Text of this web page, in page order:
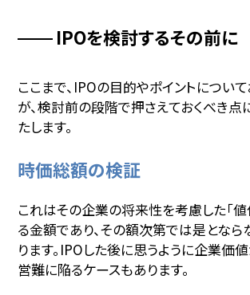
IPOを検討するその前に
ここまで、IPOの目的やポイントについ
が、検討前の段階で押さえておくべき
たします。
時価総額の検証
これはその企業の将来性を考慮した「値
る金額であり、その額次第では是となら
ります。IPOした後に思うように企業価
営難に陥るケースもあります。